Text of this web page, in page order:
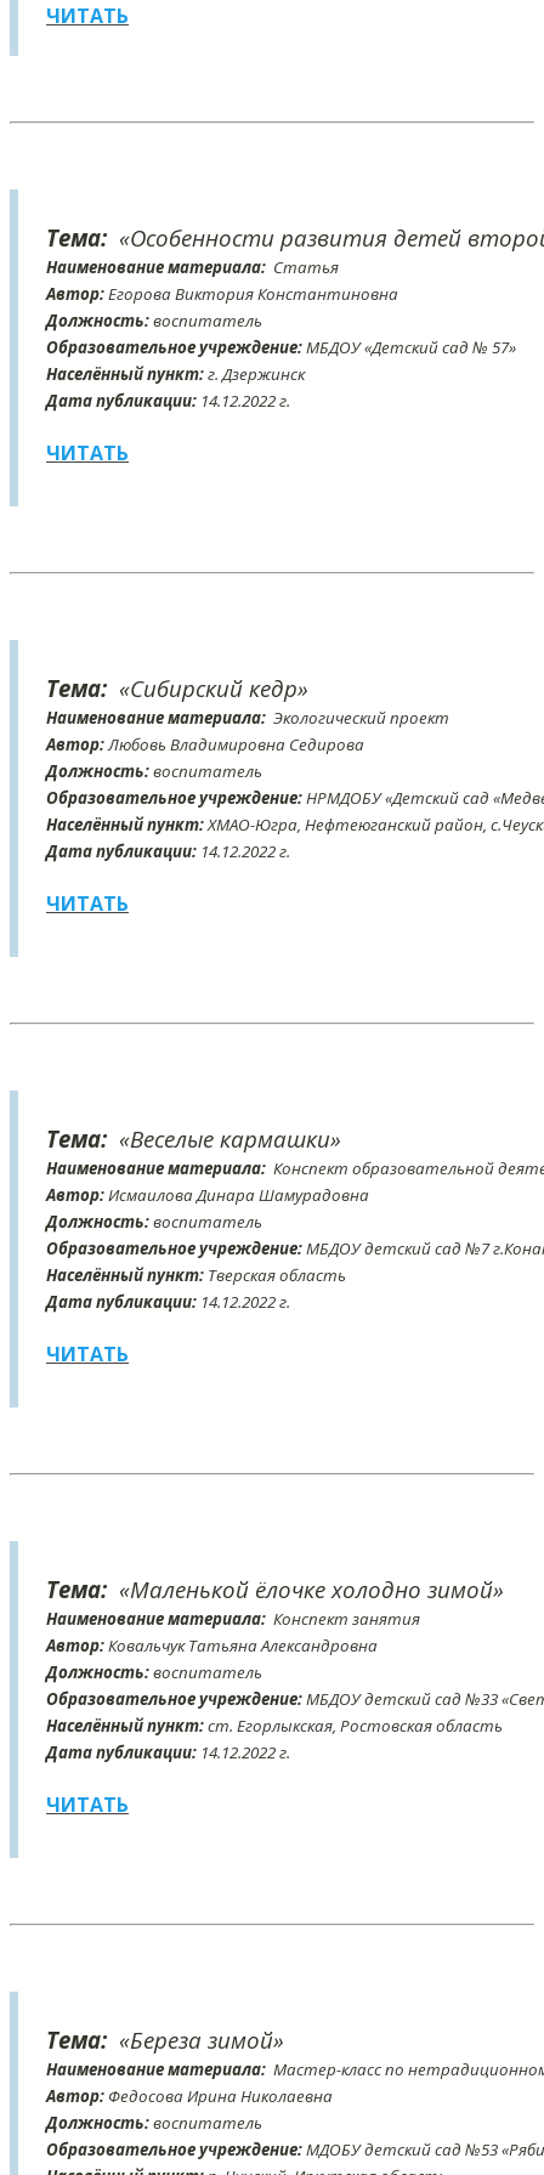
ЧИТАТЬ
Тема: «Особенности развития детей
Наименование материала: Статья
Автор:Егорова Виктория Константиновна
Должность:воспитатель
Образовательное учреждение:МБДОУ «Детский сад № 57»
Населённый пункт:г. Дзержинск
Дата публикации: 14.12.2022 г.
ЧИТАТЬ
Тема: «Сибирский кедр»
Наименование материала: Экологический проект
Автор:Любовь Владимировна Седирова
Должность:воспитатель
Образовательное учреждение:НРМДОБУ «Детский сад
Населённый пункт:ХМАО-Югра, Нефтеюганский район,
Дата публикации: 14.12.2022 г.
ЧИТАТЬ
Тема: «Веселые кармашки»
Наименование материала: Конспект образовательной
Автор:Исмаилова Динара Шамурадовна
Должность:воспитатель
Образовательное учреждение:МБДОУ детский сад №7
Населённый пункт: Тверская область
Дата публикации: 14.12.2022 г.
ЧИТАТЬ
Тема: «Маленькой ёлочке холодно зимой»
Наименование материала: Конспект занятия
Автор:Ковальчук Татьяна Александровна
Должность:воспитатель
Образовательное учреждение:МБДОУ детский сад №33
Населённый пункт:ст. Егорлыкская, Ростовская область
Дата публикации: 14.12.2022 г.
ЧИТАТЬ
Тема: «Береза зимой»
Наименование материала: Мастер-класс по
Автор: Федосова Ирина Николаевна
Должность:воспитатель
Образовательное учреждение:МДОБУ детский сад №53